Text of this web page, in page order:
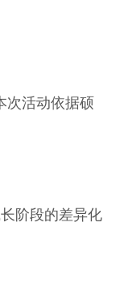
次活动依据硕
阶段的差异化